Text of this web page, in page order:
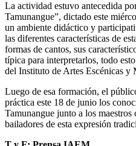
La actividad estuvo antecedida
Tamunangue”, dictado este
un ambiente didáctico y
las diferentes características de
formas de cantos, sus
típica para interpretarlos, todo
del Instituto de Artes Escénicas
Luego de esa formación, el
práctica este 18 de junio los
Tamunangue junto a los
bailadores de esta expresión